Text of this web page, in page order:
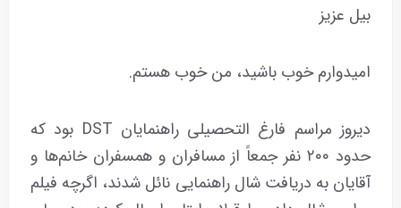
بیل عزیز
امیدوارم خوب باشید، من خوب هستم.
دیروز مراسم فارغ التحصیلی راهنمایان DST بود که
حدود ۲۰۰ نفر جمعاً از مسافران و همسفران خانم‌ها و
آقایان به دریافت شال راهنمایی نائل شدند، اگرچه فیلم